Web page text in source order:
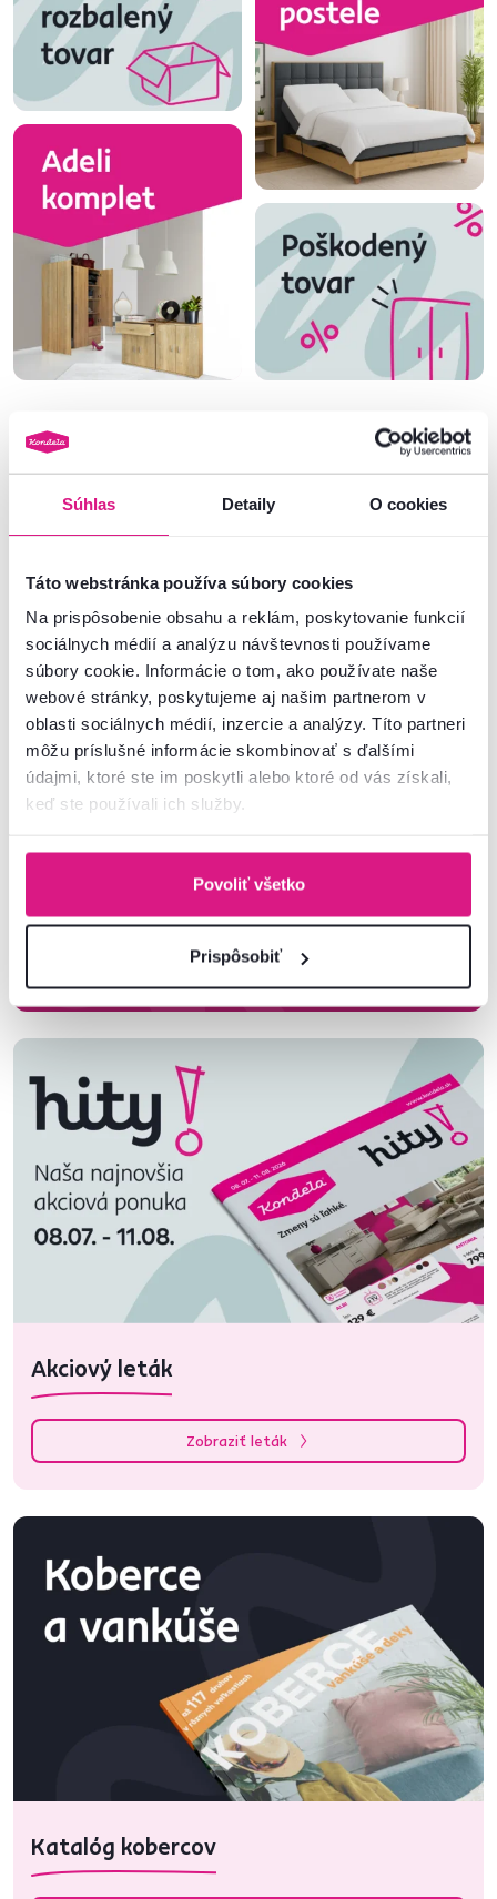
Súhlas Detaily O cookies
Táto webstránka používa súbory cookies
Na prispôsobenie obsahu a reklám, poskytovanie funkcií
sociálnych médií a analýzu návštevnosti používame
súbory cookie. Informácie o tom, ako používate naše
webové stránky, poskytujeme aj našim partnerom v
oblasti sociálnych médií, inzercie a analýzy. Títo partneri
môžu príslušné informácie skombinovať s ďalšími
údajmi, ktoré ste im poskytli alebo ktoré od vás získali,
keď ste používali ich služby.
Povoliť všetko
Prispôsobiť
Katalógy plné zliav
Kondela katalóg 2026
Zobraziť katalóg
Akciový leták
Zobraziť leták
Katalóg kobercov